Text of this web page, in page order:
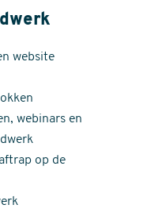
website
webinars en
op de